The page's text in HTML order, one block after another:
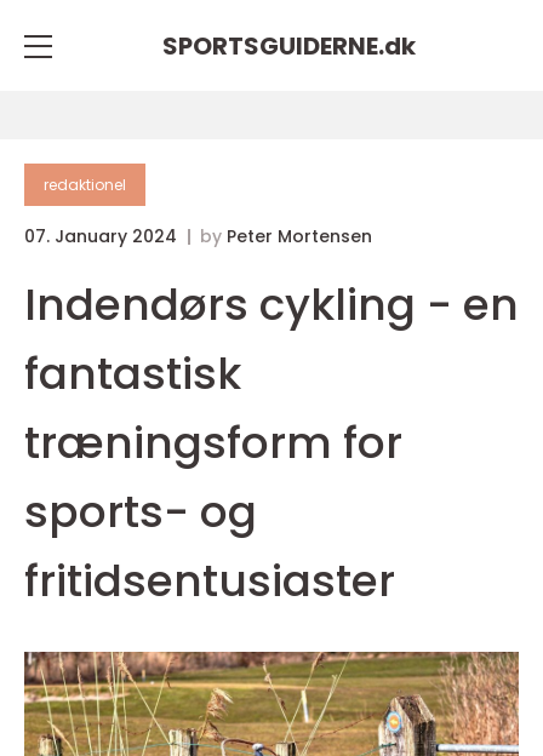
SPORTSGUIDERNE.dk
redaktionel
07. January 2024 by Peter Mortensen
Indendørs cykling - en
fantastisk
træningsform for
sports- og
fritidsentusiaster